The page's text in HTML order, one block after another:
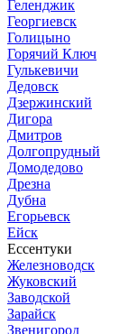
Геленджик
Георгиевск
Голицыно
Горячий Ключ
Гулькевичи
Дедовск
Дзержинский
Дигора
Дмитров
Долгопрудный
Домодедово
Дрезна
Дубна
Егорьевск
Ейск
Ессентуки
Железноводск
Жуковский
Заводской
Зарайск
Звенигород